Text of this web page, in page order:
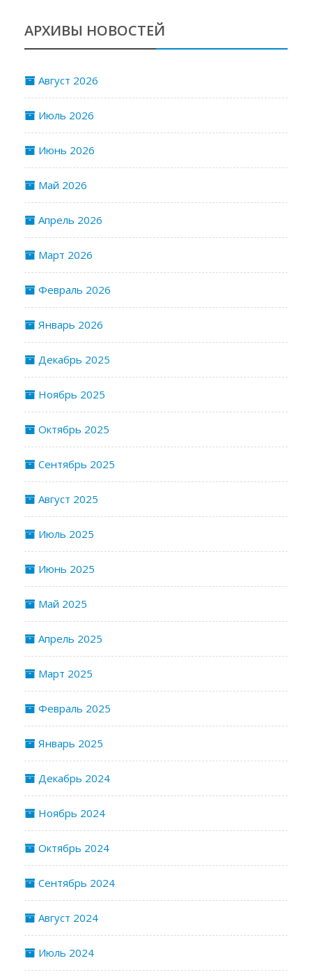
АРХИВЫ НОВОСТЕЙ
Август 2026
Июль 2026
Июнь 2026
Май 2026
Апрель 2026
Март 2026
Февраль 2026
Январь 2026
Декабрь 2025
Ноябрь 2025
Октябрь 2025
Сентябрь 2025
Август 2025
Июль 2025
Июнь 2025
Май 2025
Апрель 2025
Март 2025
Февраль 2025
Январь 2025
Декабрь 2024
Ноябрь 2024
Октябрь 2024
Сентябрь 2024
Август 2024
Июль 2024